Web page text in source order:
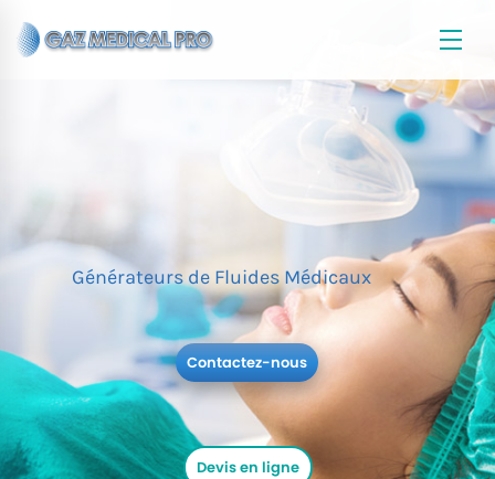
Générateurs de Fluides Médicaux
Devis en ligne
Contactez-nous